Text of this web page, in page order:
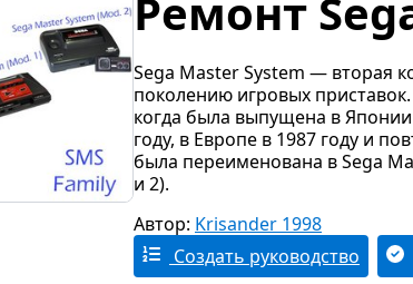
Ремонт
Sega Master System — вторая
поколению игровых
когда была выпущена в
году, в Европе в 1987 году и
была переименована в Sega
и 2).
Автор: Krisander 1998
Создать руководство